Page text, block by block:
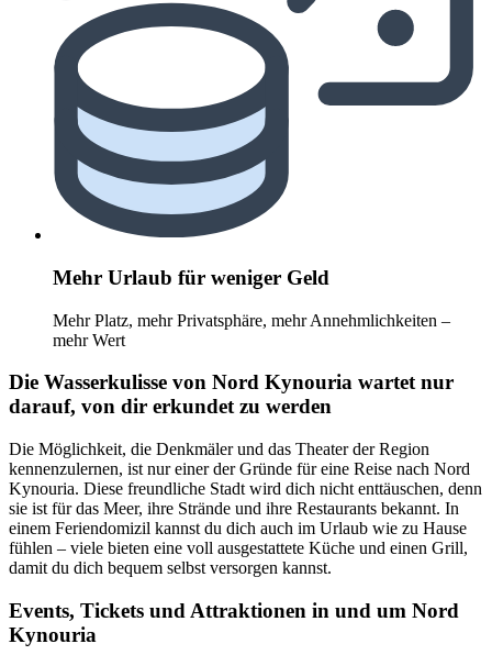
Mehr Urlaub für weniger Geld
Mehr Platz, mehr Privatsphäre, mehr Annehmlichkeiten –
mehr Wert
Die Wasserkulisse von Nord Kynouria wartet nur
darauf, von dir erkundet zu werden
Die Möglichkeit, die Denkmäler und das Theater der Region
kennenzulernen, ist nur einer der Gründe für eine Reise nach Nord
Kynouria. Diese freundliche Stadt wird dich nicht enttäuschen, denn
sie ist für das Meer, ihre Strände und ihre Restaurants bekannt. In
einem Feriendomizil kannst du dich auch im Urlaub wie zu Hause
fühlen – viele bieten eine voll ausgestattete Küche und einen Grill,
damit du dich bequem selbst versorgen kannst.
Events, Tickets und Attraktionen in und um Nord
Kynouria